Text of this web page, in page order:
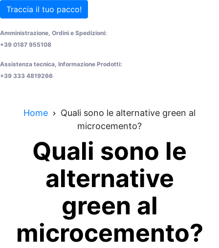
Traccia il tuo pacco!
Amministrazione, Ordini e Spedizioni:
+39 0187 955108
Assistenza tecnica, Informazione Prodotti:
+39 333 4819266
Home
Quali sono le alternative green al
microcemento?
Quali sono le
alternative
green al
microcemento?